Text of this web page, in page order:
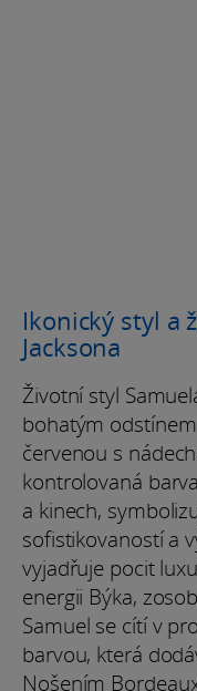
Ikonický styl a
Jacksona
Životní styl
bohatým
červenou s
kontrolovaná
a kinech,
sofistikovaností a
vyjadřuje pocit
energii Býka,
Samuel se cítí v
barvou, která
Nošením